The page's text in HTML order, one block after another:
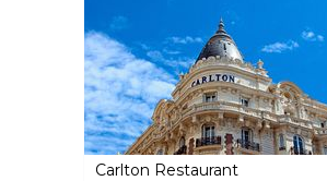
Carlton Restaurant